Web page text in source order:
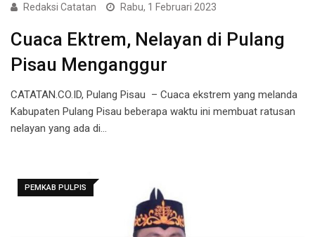
Redaksi Catatan Rabu, 1 Februari 2023
Cuaca Ektrem, Nelayan di Pulang
Pisau Menganggur
CATATAN.CO.ID, Pulang Pisau – Cuaca ekstrem yang melanda
Kabupaten Pulang Pisau beberapa waktu ini membuat ratusan
nelayan yang ada di…
PEMKAB PULPIS